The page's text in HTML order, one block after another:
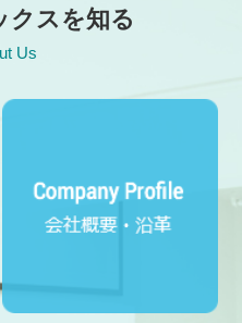
品供給について（第
クスを知る
Us